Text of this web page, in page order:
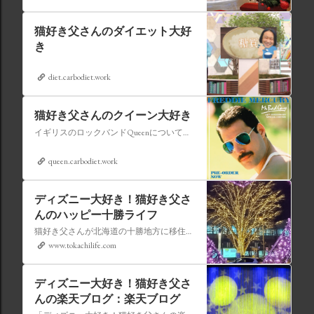
猫好き父さんのダイエット大好
き
diet.carbodiet.work
猫好き父さんのクイーン大好き
イギリスのロックバンドQueenについての情報をアップします。
queen.carbodiet.work
ディズニー大好き！猫好き父さ
んのハッピー十勝ライフ
猫好き父さんが北海道の十勝地方に移住しました。なれない北海道の暮らしについてお伝えします。
www.tokachilife.com
ディズニー大好き！猫好き父さ
んの楽天ブログ：楽天ブログ